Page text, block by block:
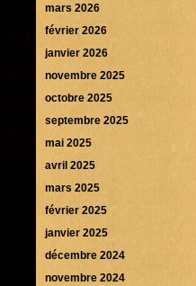
mars 2026
février 2026
janvier 2026
novembre 2025
octobre 2025
septembre 2025
mai 2025
avril 2025
mars 2025
février 2025
janvier 2025
décembre 2024
novembre 2024